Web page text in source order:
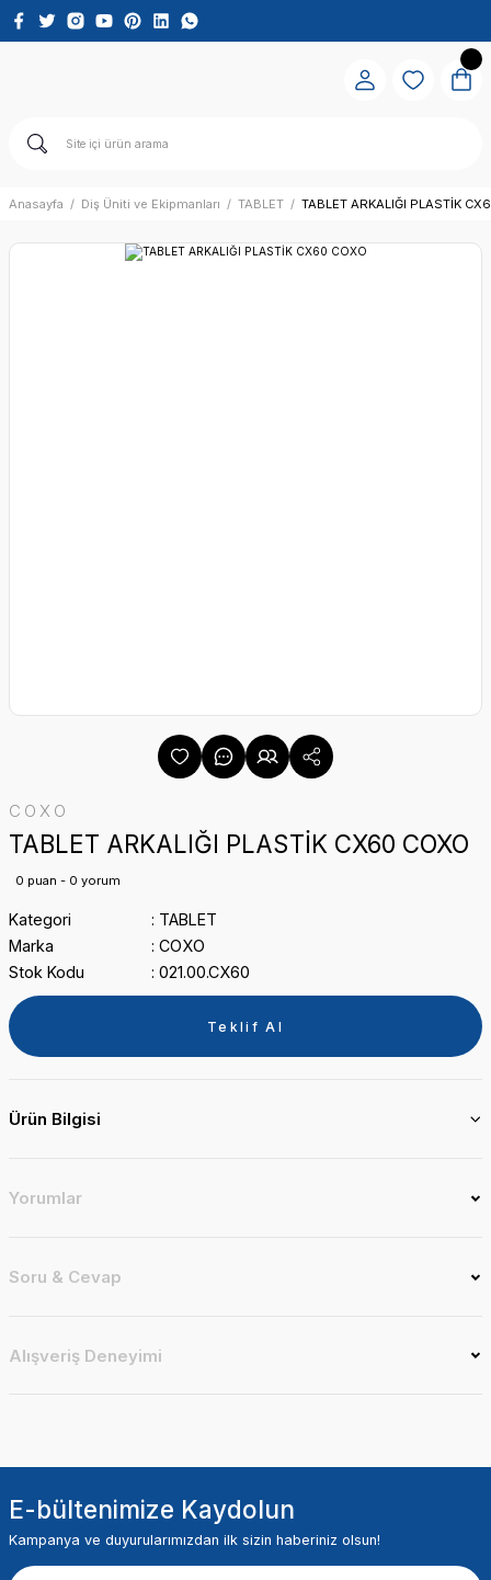
Anasayfa Diş Üniti ve Ekipmanları TABLET TABLET ARKALIĞI PLASTİK
COXO
TABLET ARKALIĞI PLASTİK CX60 COXO
0 puan - 0 yorum
Kategori
TABLET
Marka
COXO
Stok Kodu
021.00.CX60
Teklif Al
Ürün Bilgisi
Yorumlar
Soru & Cevap
Alışveriş Deneyimi
E-bültenimize Kaydolun
Kampanya ve duyurularımızdan ilk sizin haberiniz olsun!